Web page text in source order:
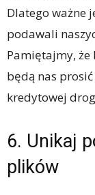
Dlatego ważne
podawali
Pamiętajmy,
będą nas
kredytowej
6. Unikaj
plików